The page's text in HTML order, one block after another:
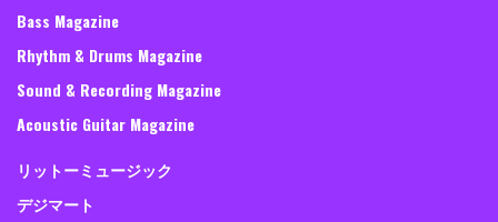
Bass Magazine
Rhythm & Drums Magazine
Sound & Recording Magazine
Acoustic Guitar Magazine
リットーミュージック
デジマート